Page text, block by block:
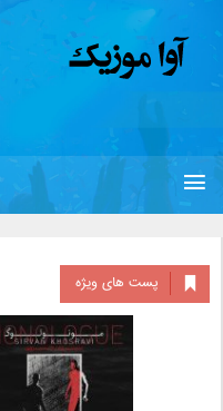
پست های ویژه